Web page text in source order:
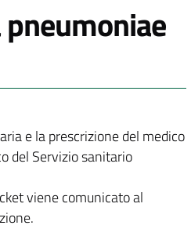
e la prescrizione del medico
del Servizio sanitario
viene comunicato al